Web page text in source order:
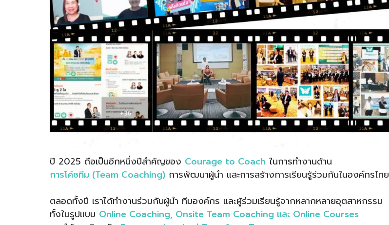
ปี 2025 ถือเป็นอีกหนึ่งปีสำคัญของ Courage to Coach ในการทำงานด้าน
การโค้ชทีม (Team Coaching) การพัฒนาผู้นำ และการสร้างการเรียนรู้ร่วมกันในองค์กรไทย
ตลอดทั้งปี เราได้ทำงานร่วมกับผู้นำ ทีมองค์กร และผู้ร่วมเรียนรู้จากหลากหลายอุตสาหกรรม
ทั้งในรูปแบบ Online Coaching, Onsite Team Coaching และ Online Courses